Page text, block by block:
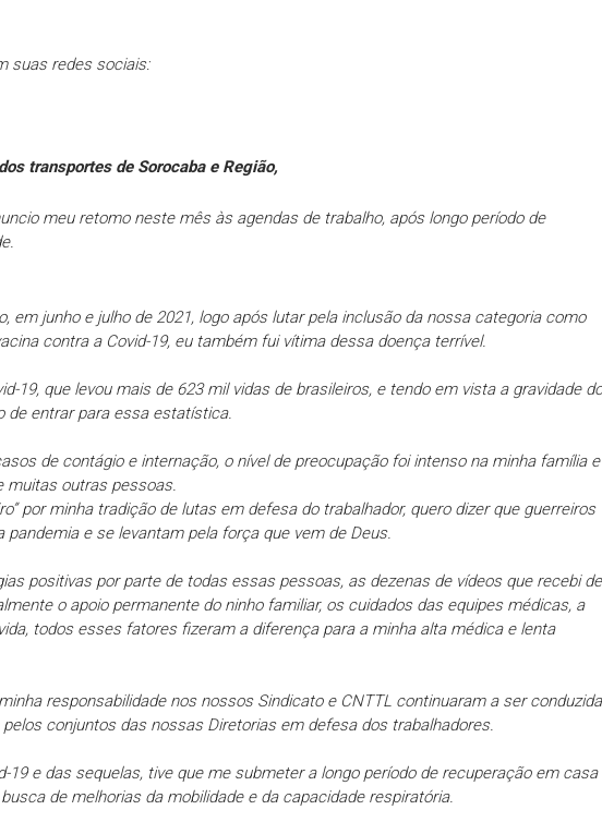
suas redes sociais:
transportes de Sorocaba e Região,
meu retomo neste mês às agendas de trabalho, após longo período de
em junho e julho de 2021, logo após lutar pela inclusão da nossa categoria como
contra a Covid-19, eu também fui vítima dessa doença terrível.
19, que levou mais de 623 mil vidas de brasileiros, e tendo em vista a gravidade do
de entrar para essa estatística.
de contágio e internação, o nível de preocupação foi intenso na minha família e
muitas outras pessoas.
por minha tradição de lutas em defesa do trabalhador, quero dizer que guerreiros
e se levantam pela força que vem de Deus.
positivas por parte de todas essas pessoas, as dezenas de vídeos que recebi de
o apoio permanente do ninho familiar, os cuidados das equipes médicas, a
todos esses fatores fizeram a diferença para a minha alta médica e lenta
responsabilidade nos nossos Sindicato e CNTTL continuaram a ser
conjuntos das nossas Diretorias em defesa dos trabalhadores.
19 e das sequelas, tive que me submeter a longo período de recuperação em casa
de melhorias da mobilidade e da capacidade respiratória.